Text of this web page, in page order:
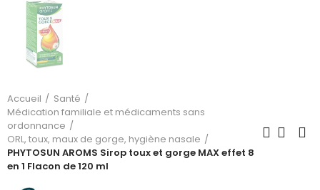
Accueil
Santé
Médication familiale et médicaments sans
ordonnance
ORL, toux, maux de gorge, hygiène nasale
PHYTOSUN AROMS Sirop toux et gorge MAX effet 8
en 1 Flacon de 120 ml